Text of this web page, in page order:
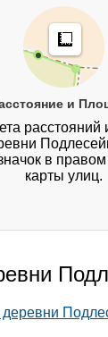
и
в
карты улиц.
деревни